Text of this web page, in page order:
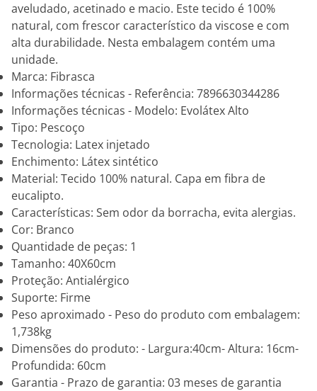
aveludado, acetinado e macio. Este tecido é 100%
natural, com frescor característico da viscose e com
alta durabilidade. Nesta embalagem contém uma
unidade.
Marca: Fibrasca
Informações técnicas - Referência: 7896630344286
Informações técnicas - Modelo: Evolátex Alto
Tipo: Pescoço
Tecnologia: Latex injetado
Enchimento: Látex sintético
Material: Tecido 100% natural. Capa em fibra de
eucalipto.
Características: Sem odor da borracha, evita alergias.
Cor: Branco
Quantidade de peças: 1
Tamanho: 40X60cm
Proteção: Antialérgico
Suporte: Firme
Peso aproximado - Peso do produto com embalagem:
1,738kg
Dimensões do produto: - Largura:40cm- Altura: 16cm-
Profundida: 60cm
Garantia - Prazo de garantia: 03 meses de garantia